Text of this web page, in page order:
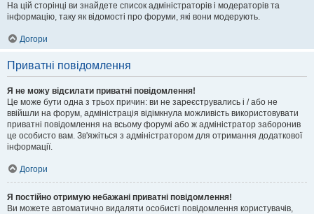
На цій сторінці ви знайдете список адміністраторів і модераторів та
інформацію, таку як відомості про форуми, які вони модерують.
Догори
Приватні повідомлення
Я не можу відсилати приватні повідомлення!
Це може бути одна з трьох причин: ви не зареєструвались і / або не
ввійшли на форум, адміністрація відімкнула можливість використовувати
приватні повідомлення на всьому форумі або ж адміністратор заборонив
це особисто вам. Зв'яжіться з адміністратором для отримання додаткової
інформації.
Догори
Я постійно отримую небажані приватні повідомлення!
Ви можете автоматично видаляти особисті повідомлення користувачів,